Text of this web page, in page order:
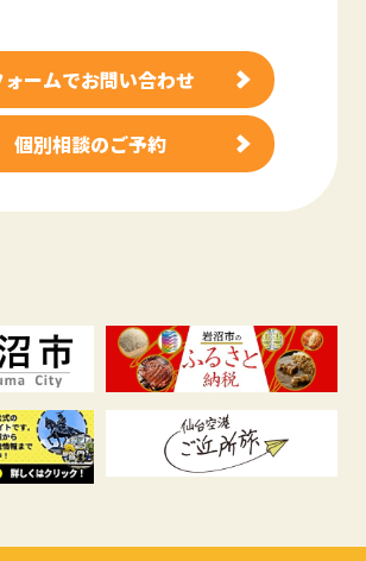
ォームでお問い合わせ
個別相談のご予約